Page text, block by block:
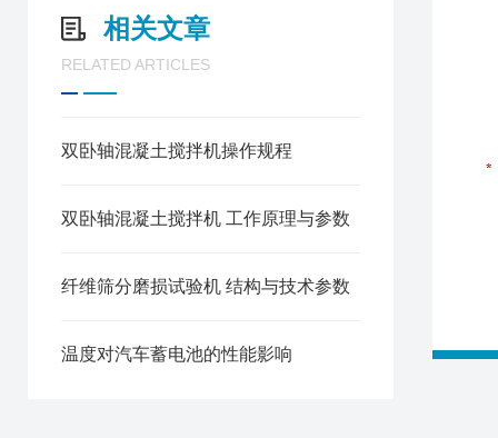
相关文章
RELATED ARTICLES
双卧轴混凝土搅拌机操作规程
双卧轴混凝土搅拌机 工作原理与参数
纤维筛分磨损试验机 结构与技术参数
温度对汽车蓄电池的性能影响